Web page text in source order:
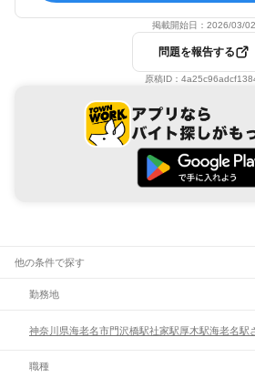
掲載開始日： 2026/03/02
問題を報告する
原稿ID：
他の条件で探す
勤務地
神奈川県海老名市門沢橋駅社家駅厚木駅海老名駅
職種